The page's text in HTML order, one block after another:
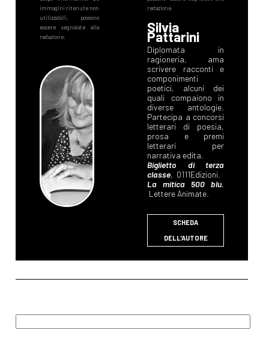
Silvia
Pattarini
Diplomata in
ragioneria, ama
scrivere racconti e
componimenti
poetici, alcuni dei
quali compaiono in
diverse antologie.
Partecipa a concorsi
letterari di poesia,
prosa e premi
letterari per
narrativa edita.
Biglietto di terza
classe, 0111Edizioni.
La mitica 500 blu,
Lettere Animate.
SCHEDA
DELL'AUTORE